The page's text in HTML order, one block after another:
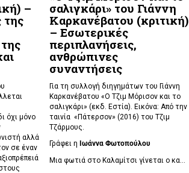
–
της
όχι μόνο
αλλά
σε έναν
σαλιγκάρι» του Γιάννη
Καρκανέβατου (κριτική)
– Εσωτερικές
περιπλανήσεις,
ανθρώπινες
συναντήσεις
Για τη συλλογή διηγημάτων του Γιάννη
Καρκανέβατου «Ο Τζιμ Μόρισον και το
σαλιγκάρι» (εκδ. Εστία). Εικόνα: Από την
ταινία «Πάτερσον» (2016) του Τζιμ
Τζάρμους.
Γράφει η Ιωάννα Φωτοπούλου
Μια φωτιά στο Καλαμίτσι γίνεται ο κα...